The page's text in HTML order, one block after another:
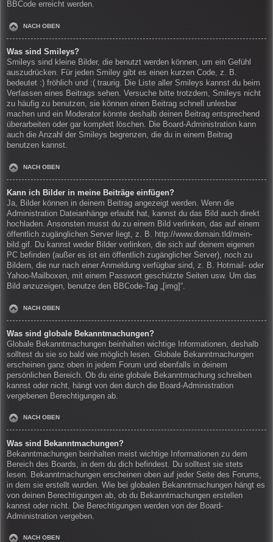
BBCode erreicht werden.
NACH OBEN
Was sind Smileys?
Smileys sind kleine Bilder, die benutzt werden können, um ein Gefühl
auszudrücken. Für jeden Smiley gibt es einen kurzen Code, z. B.
bedeutet :) fröhlich und :( traurig. Die Liste aller Smileys kannst du beim
Verfassen eines Beitrags sehen. Versuche bitte trotzdem, Smileys nicht
zu häufig zu benutzen, sie können einen Beitrag schnell unlesbar
machen und ein Moderator könnte deshalb deinen Beitrag entsprechend
überarbeiten oder gar komplett löschen. Die Board-Administration kann
auch die Anzahl der Smileys begrenzen, die du in einem Beitrag
benutzen kannst.
NACH OBEN
Kann ich Bilder in meine Beiträge einfügen?
Ja, Bilder können in deinem Beitrag angezeigt werden. Wenn die
Administration Dateianhänge erlaubt hat, kannst du das Bild auch direkt
hochladen. Ansonsten musst du zu einem Bild verlinken, das auf einem
öffentlich zugänglichen Server liegt, z. B. http://www.domain.tld/mein-
bild.gif. Du kannst weder Bilder verlinken, die sich auf deinem eigenen
PC befinden (außer es ist ein öffentlich zugänglicher Server), noch zu
Bildern, die nur nach einer Anmeldung verfügbar sind, z. B. Hotmail- oder
Yahoo-Mailboxen, mit einem Passwort geschützte Seiten usw. Um das
Bild anzuzeigen, benutze den BBCode-Tag „[img]“.
NACH OBEN
Was sind globale Bekanntmachungen?
Globale Bekanntmachungen beinhalten wichtige Informationen, deshalb
solltest du sie so bald wie möglich lesen. Globale Bekanntmachungen
erscheinen ganz oben in jedem Forum und ebenfalls in deinem
persönlichen Bereich. Ob du eine globale Bekanntmachung schreiben
kannst oder nicht, hängt von den durch die Board-Administration
vergebenen Berechtigungen ab.
NACH OBEN
Was sind Bekanntmachungen?
Bekanntmachungen beinhalten meist wichtige Informationen zu dem
Bereich des Boards, in dem du dich befindest. Du solltest sie stets
lesen. Bekanntmachungen erscheinen oben auf jeder Seite des Forums,
in dem sie erstellt wurden. Wie bei globalen Bekanntmachungen hängt es
von deinen Berechtigungen ab, ob du Bekanntmachungen erstellen
kannst oder nicht. Die Berechtigungen werden von der Board-
Administration vergeben.
NACH OBEN